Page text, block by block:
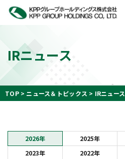
IRニュース
TOP ニュース＆トピックス IRニュース
2026年 2025年
2023年
2022年